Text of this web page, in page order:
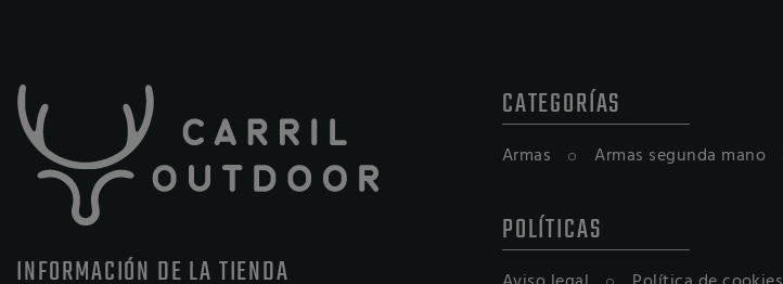
INFORMACIÓN DE LA TIENDA
CATEGORÍAS
Armas Armas segunda mano
POLÍTICAS